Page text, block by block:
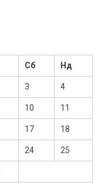
Сб Нд
3 4
10 11
17 18
24 25